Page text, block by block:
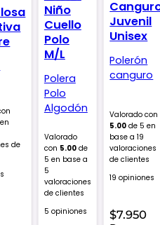
de
Niño
Cuello
Polo
M/L
Polera
Polo
Algodón
Valorado
con 5.00de
5 en base a
5
valoraciones
de clientes
5 opiniones
Juvenil
Unisex
Polerón
canguro
Valorado con
5.00 de 5 en
base a19
valoraciones
de clientes
19 opiniones
$7.950